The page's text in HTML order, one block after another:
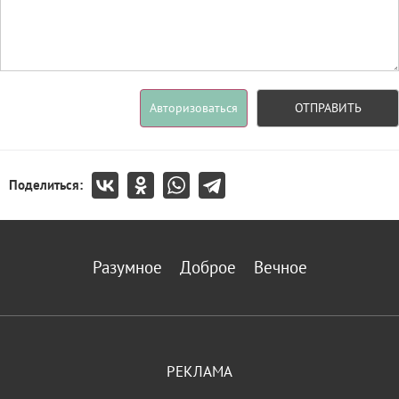
Авторизоваться ОТПРАВИТЬ
Поделиться:
Разумное Доброе Вечное
РЕКЛАМА